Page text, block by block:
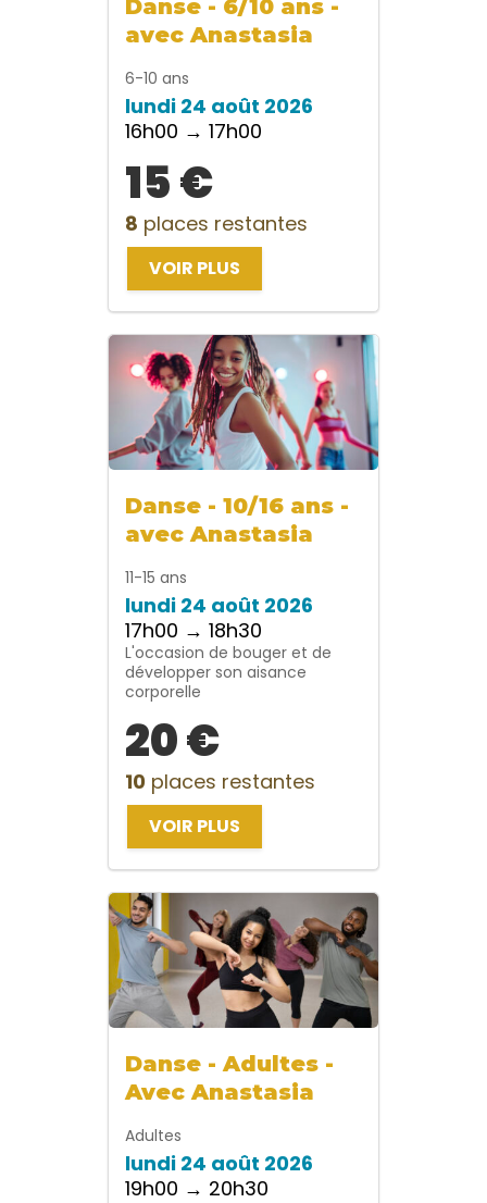
Danse - 6/10 ans -
avec Anastasia
6-10 ans
lundi 24 août 2026
16h00 → 17h00
15 €
8 places restantes
VOIR PLUS
Danse - 10/16 ans -
avec Anastasia
11-15 ans
lundi 24 août 2026
17h00 → 18h30
L'occasion de bouger et de
développer son aisance
corporelle
20 €
10 places restantes
VOIR PLUS
Danse - Adultes -
Avec Anastasia
Adultes
lundi 24 août 2026
19h00 → 20h30